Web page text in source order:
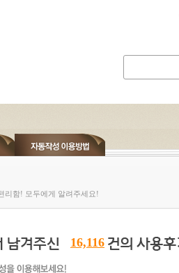
리함! 모두에게 알려주세요!
16,116